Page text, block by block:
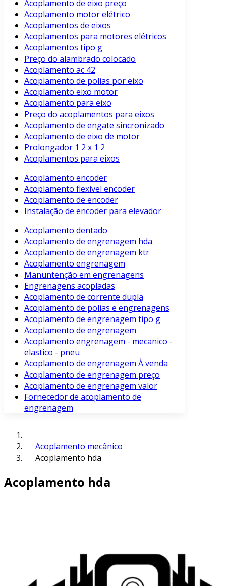
Acoplamento de eixo preço
Acoplamento motor elétrico
Acoplamentos de eixos
Acoplamentos para motores elétricos
Acoplamentos tipo g
Preço do alambrado colocado
Acoplamento ac 42
Acoplamento de polias por eixo
Acoplamento eixo motor
Acoplamento para eixo
Preço do acoplamentos para eixos
Acoplamento de engate sincronizado
Acoplamento de eixo de motor
Prolongador 1 2 x 1 2
Acoplamentos para eixos
Acoplamento encoder
Acoplamento flexível encoder
Acoplamento de encoder
Instalação de encoder para elevador
Acoplamento dentado
Acoplamento de engrenagem hda
Acoplamento de engrenagem ktr
Acoplamento engrenagem
Manuntenção em engrenagens
Engrenagens acopladas
Acoplamento de corrente dupla
Acoplamento de polias e engrenagens
Acoplamento de engrenagem tipo g
Acoplamento de engrenagem
Acoplamento engrenagem - mecanico -
elastico - pneu
Acoplamento de engrenagem À venda
Acoplamento de engrenagem preço
Acoplamento de engrenagem valor
Fornecedor de acoplamento de
engrenagem
Acoplamento mecânico
Acoplamento hda
Acoplamento hda